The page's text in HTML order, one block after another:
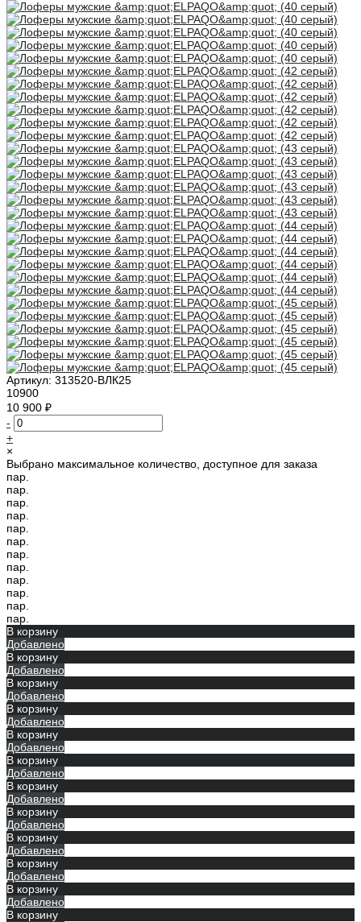
Артикул: 313520-ВЛК25
10900
10 900 ₽
-
+
×
Выбрано максимальное количество, доступное для заказа
пар.
пар.
пар.
пар.
пар.
пар.
пар.
пар.
пар.
пар.
пар.
пар.
В корзину
Добавлено
В корзину
Добавлено
В корзину
Добавлено
В корзину
Добавлено
В корзину
Добавлено
В корзину
Добавлено
В корзину
Добавлено
В корзину
Добавлено
В корзину
Добавлено
В корзину
Добавлено
В корзину
Добавлено
В корзину